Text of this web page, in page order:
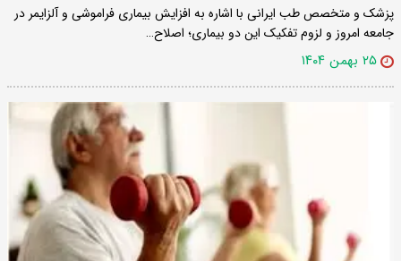
پزشک و متخصص طب ایرانی با اشاره به افزایش بیماری فراموشی و آلزایمر در
جامعه امروز و لزوم تفکیک این دو بیماری؛ اصلاح…
۲۵ بهمن ۱۴۰۴